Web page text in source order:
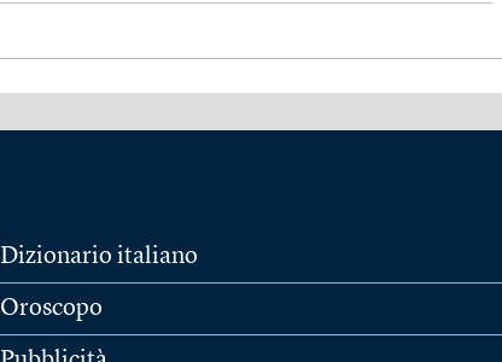
Dizionario italiano
Oroscopo